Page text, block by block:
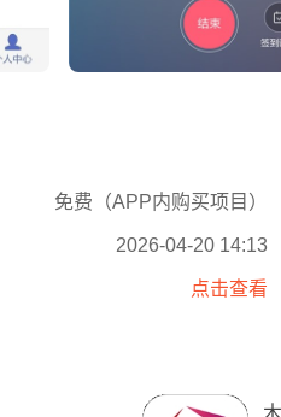
免费（APP内购买项目）
2026-04-20 14:13
点击查看